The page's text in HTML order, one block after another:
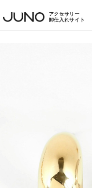
アクセサリー
卸仕入れサイト